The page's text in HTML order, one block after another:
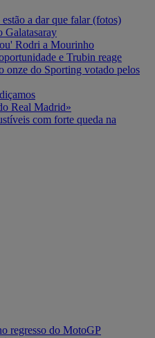
a dar que falar (fotos)
Galatasaray
Rodri a Mourinho
e Trubin reage
onze do Sporting votado pelos
Real Madrid»
com forte queda na
regresso do MotoGP